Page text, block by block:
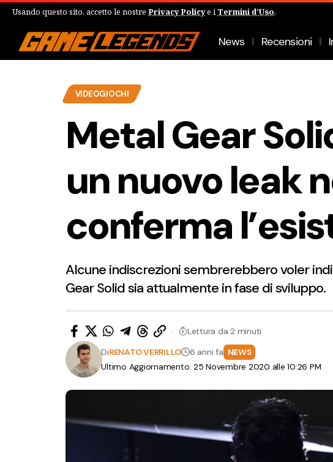
Usando questo sito, accetto le nostre Privacy Policye i Termini d'Uso.
News Recensioni
VIDEOGIOCHI
Metal Gear
un nuovo leak
conferma
Alcune indiscrezioni sembrerebbero voler
Gear Solid sia attualmente in fase di sviluppo.
Ultimo Aggiornamento: 25 Novembre 2020 alle 10:26 PM
DiRENATO VERRILLO 6 anni fa NEWS
Lettura da 2 minuti